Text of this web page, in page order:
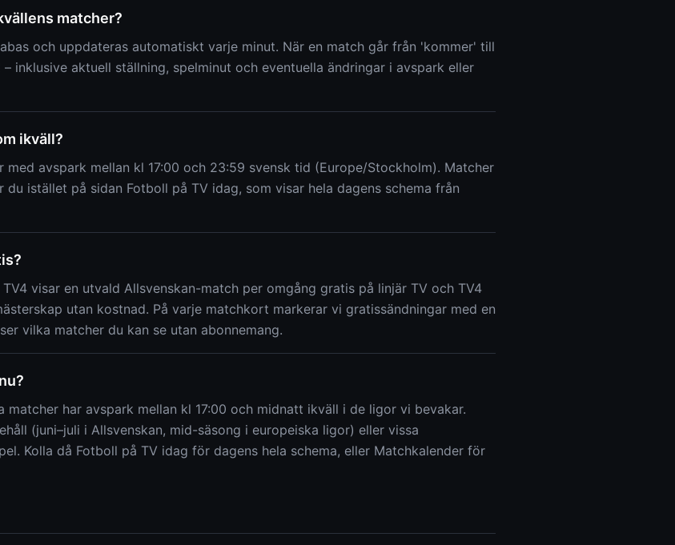
matcher?
och uppdateras automatiskt varje minut. När en match går från 'kommer' till
inklusive aktuell ställning, spelminut och eventuella ändringar i avspark eller
ikväll?
avspark mellan kl 17:00 och 23:59 svensk tid (Europe/Stockholm). Matcher
istället på sidan Fotboll på TV idag, som visar hela dagens schema från
visar en utvald Allsvenskan-match per omgång gratis på linjär TV och TV4
utan kostnad. På varje matchkort markerar vi gratissändningar med en
vilka matcher du kan se utan abonnemang.
har avspark mellan kl 17:00 och midnatt ikväll i de ligor vi bevakar.
(juni–juli i Allsvenskan, mid-säsong i europeiska ligor) eller vissa
Kolla då Fotboll på TV idag för dagens hela schema, eller Matchkalender för